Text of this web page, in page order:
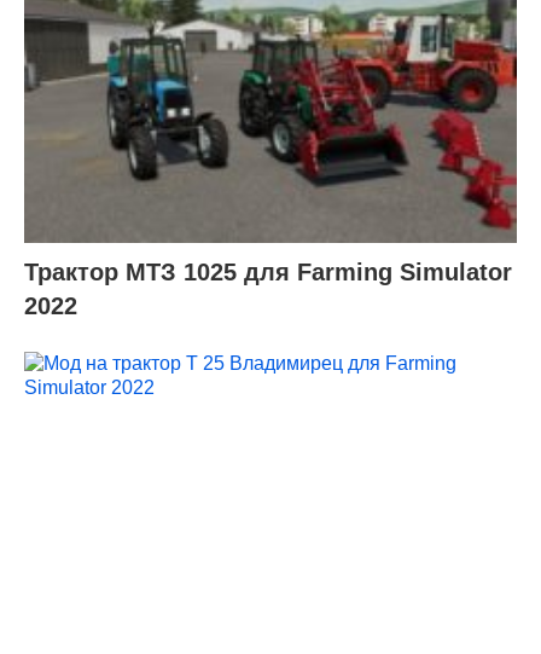
Трактор МТЗ 1025 для Farming Simulator
2022